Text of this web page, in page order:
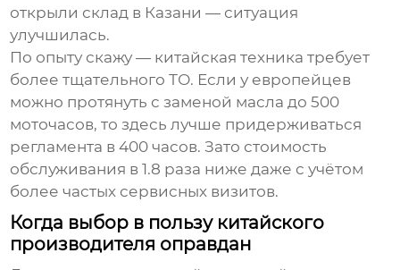
открыли склад в Казани — ситуация
улучшилась.
По опыту скажу — китайская техника требует
более тщательного ТО. Если у европейцев
можно протянуть с заменой масла до 500
моточасов, то здесь лучше придерживаться
регламента в 400 часов. Зато стоимость
обслуживания в 1.8 раза ниже даже с учётом
более частых сервисных визитов.
Когда выбор в пользу китайского
производителя оправдан